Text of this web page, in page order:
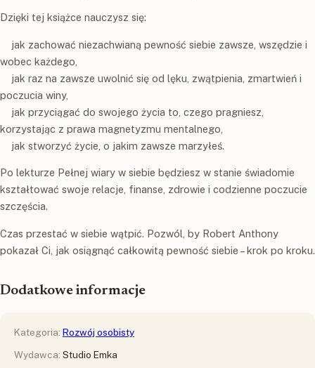
Dzięki tej książce nauczysz się:
jak zachować niezachwianą pewność siebie zawsze, wszędzie i
wobec każdego,
jak raz na zawsze uwolnić się od lęku, zwątpienia, zmartwień i
poczucia winy,
jak przyciągać do swojego życia to, czego pragniesz,
korzystając z prawa magnetyzmu mentalnego,
jak stworzyć życie, o jakim zawsze marzyłeś.
Po lekturze Pełnej wiary w siebie będziesz w stanie świadomie
kształtować swoje relacje, finanse, zdrowie i codzienne poczucie
szczęścia.
Czas przestać w siebie wątpić. Pozwól, by Robert Anthony
pokazał Ci, jak osiągnąć całkowitą pewność siebie – krok po kroku.
Dodatkowe informacje
Kategoria: Rozwój osobisty
Wydawca: Studio Emka